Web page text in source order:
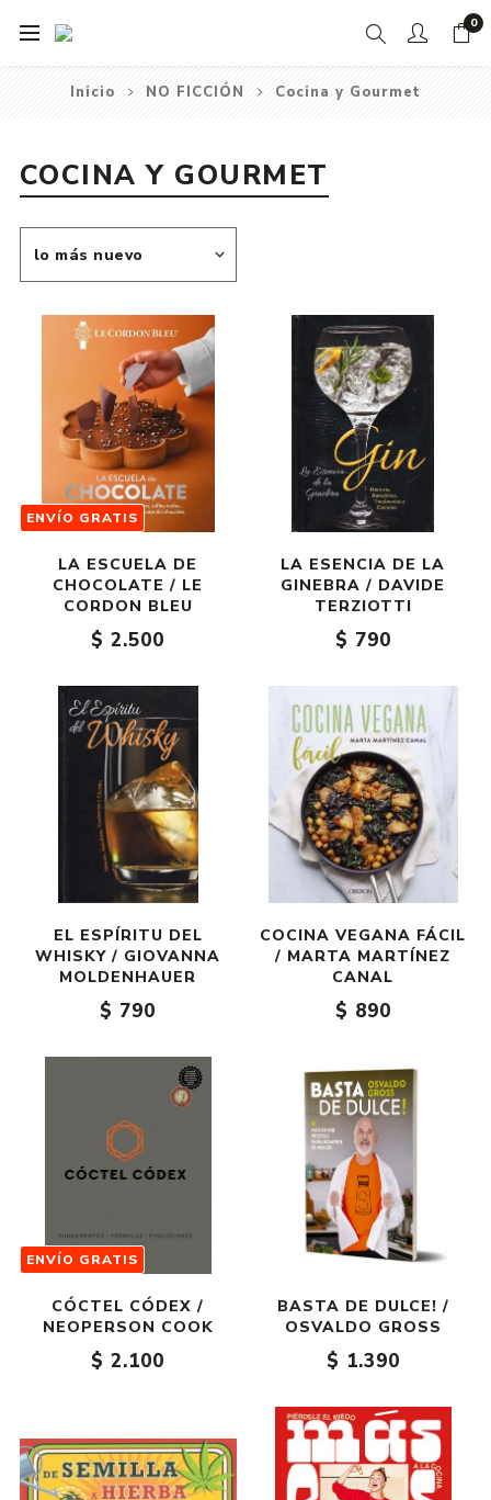
0
Inicio NO FICCIÓN Cocina y Gourmet
COCINA Y GOURMET
ENVÍO GRATIS
LA ESCUELA DE
CHOCOLATE / LE
CORDON BLEU
$ 2.500
LA ESENCIA DE LA
GINEBRA / DAVIDE
TERZIOTTI
$ 790
EL ESPÍRITU DEL
WHISKY / GIOVANNA
MOLDENHAUER
$ 790
COCINA VEGANA FÁCIL
/ MARTA MARTÍNEZ
CANAL
$ 890
ENVÍO GRATIS
CÓCTEL CÓDEX /
NEOPERSON COOK
$ 2.100
BASTA DE DULCE! /
OSVALDO GROSS
$ 1.390